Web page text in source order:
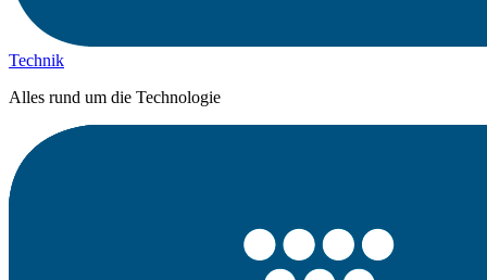
Technik
Alles rund um die Technologie